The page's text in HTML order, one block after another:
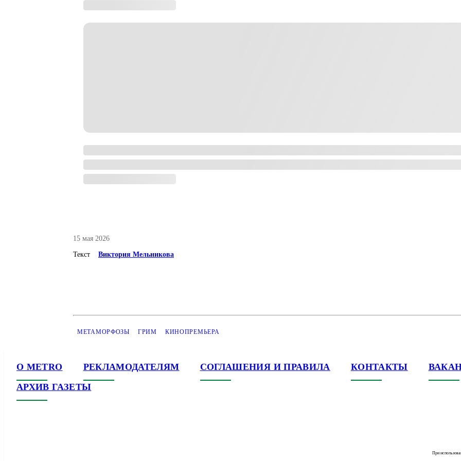
15 мая 2026
Текст Виктория Мельникова
МЕТАМОРФОЗЫ ГРИМ КИНОПРЕМЬЕРА
О METRO РЕКЛАМОДАТЕЛЯМ СОГЛАШЕНИЯ И ПРАВИЛА КОНТАКТЫ
АРХИВ ГАЗЕТЫ
При